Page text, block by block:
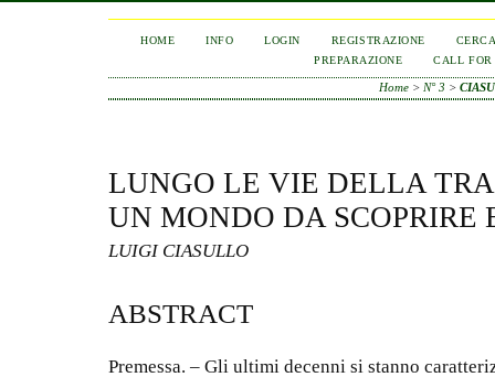
HOME INFO LOGIN REGISTRAZIONE
PREPARAZIONE
CALL FOR
Home > N° 3 >
LUNGO LE VIE DELLA
UN MONDO DA SCOPRIRE
LUIGI CIASULLO
ABSTRACT
Premessa. – Gli ultimi decenni si stanno